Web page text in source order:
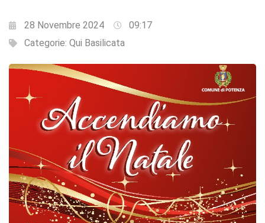
28 Novembre 2024
09:17
Categorie: Qui Basilicata